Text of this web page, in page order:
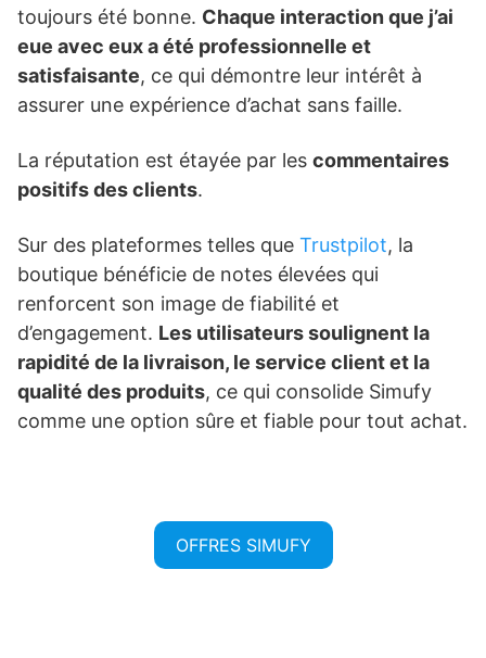
toujours été bonne. Chaque interaction que j’ai
eue avec eux a été professionnelle et
satisfaisante, ce qui démontre leur intérêt à
assurer une expérience d’achat sans faille.
La réputation est étayée par les commentaires
positifs des clients.
Sur des plateformes telles que Trustpilot, la
boutique bénéficie de notes élevées qui
renforcent son image de fiabilité et
d’engagement. Les utilisateurs soulignent la
rapidité de la livraison, le service client et la
qualité des produits, ce qui consolide Simufy
comme une option sûre et fiable pour tout achat.
OFFRES SIMUFY